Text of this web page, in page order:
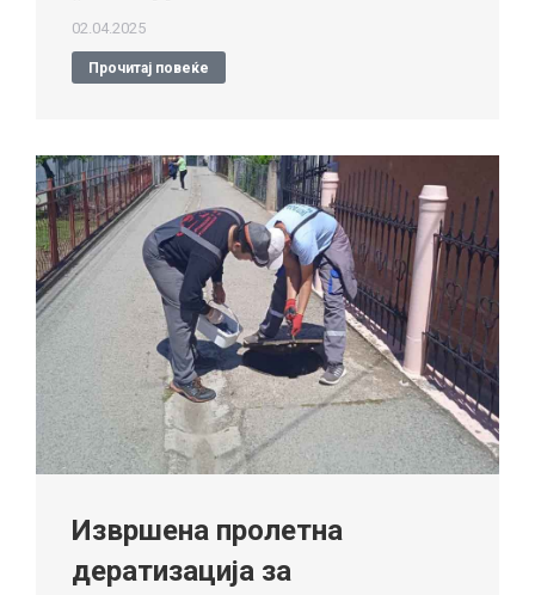
02.04.2025
Прочитај повеќе
Извршена пролетна
дератизација за